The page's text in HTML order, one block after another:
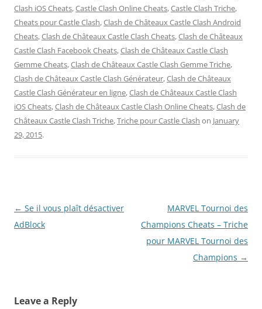
Clash iOS Cheats,Castle Clash Online Cheats,Castle Clash Triche,
Cheats pour Castle Clash,Clash de Châteaux Castle Clash Android
Cheats,Clash de Châteaux Castle Clash Cheats,Clash de Châteaux
Castle Clash Facebook Cheats,Clash de Châteaux Castle Clash
Gemme Cheats,Clash de Châteaux Castle Clash Gemme Triche,
Clash de Châteaux Castle Clash Générateur,Clash de Châteaux
Castle Clash Générateur en ligne,Clash de Châteaux Castle Clash
iOS Cheats,Clash de Châteaux Castle Clash Online Cheats,Clash de
Châteaux Castle Clash Triche,Triche pour Castle Clash on January
29, 2015.
Post
navigation
← Se il vous plaît désactiver
AdBlock
MARVEL Tournoi des
Champions Cheats – Triche
pour MARVEL Tournoi des
Champions →
Leave a Reply